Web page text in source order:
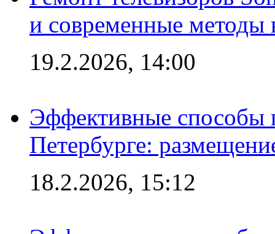
и современные методы
19.2.2026, 14:00
Эффективные способы
Петербурге:
18.2.2026, 15:12